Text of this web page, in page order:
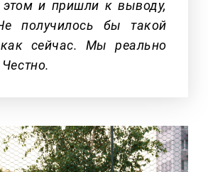
и пришли к выводу,
получилось бы такой
сейчас. Мы реально